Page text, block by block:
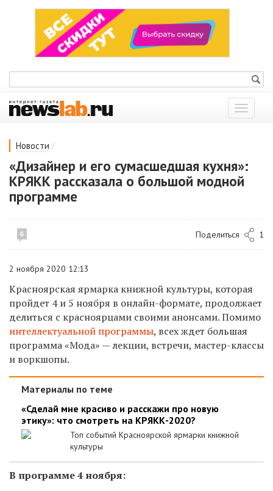
Показать
меню
Новости /
«Дизайнер и его сумасшедшая кухня»:
КРЯКК рассказала о большой модной
программе
6 Поделиться 1
2 ноября 2020 12:13
Красноярская ярмарка книжной культуры, которая
пройдет 4 и 5 ноября в онлайн-формате, продолжает
делиться с красноярцами своими анонсами. Помимо
интеллектуальной программы, всех ждет большая
программа «Мода» — лекции, встречи, мастер-классы
и воркшопы.
Материалы по теме
«Сделай мне красиво и расскажи про новую
этику»: что смотреть на КРЯКК-2020?
Топ событий Красноярской ярмарки книжной
культуры
В программе 4 ноября: